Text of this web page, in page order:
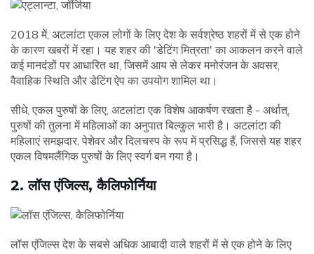
2018 में, अटलांटा एकल लोगों के लिए देश के सर्वश्रेष्ठ शहरों में से एक होने
के कारण खबरों में रहा। यह शहर की 'डेटिंग मित्रता' का आकलन करने वाले
कई मानदंडों पर आधारित था, जिसमें आय से लेकर मनोरंजन के अवसर,
वैवाहिक स्थिति और डेटिंग ऐप का उपयोग शामिल था।
सीधे, एकल पुरुषों के लिए, अटलांटा एक विशेष आकर्षण रखता है - अर्थात्,
पुरुषों की तुलना में महिलाओं का अनुपात बिल्कुल भारी है। अटलांटा की
महिलाएं समझदार, पेशेवर और दिलचस्प के रूप में प्रसिद्ध हैं, जिससे यह शहर
एकल विषमलैंगिक पुरुषों के लिए स्वर्ग बन गया है।
2. लॉस एंजिल्स, कैलिफोर्निया
लॉस एंजिल्स देश के सबसे अधिक आबादी वाले शहरों में से एक होने के लिए